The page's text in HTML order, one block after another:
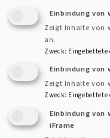
Die Konfirmation findet
Jahren statt. Denn ab
Gestaltung des eigenen
unabhängig von den
dem Jugendliche auch
eigene Wege
Konfirmandenzeit
Einbindung von
Zeigt Inhalte von
an.
Zweck:
Einbindung von
Zeigt Inhalte von
Zweck:
Einbindung von
iFrame